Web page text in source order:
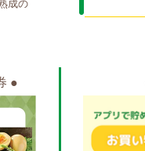
成の
●